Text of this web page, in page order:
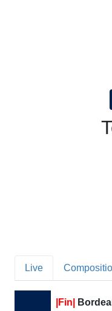
Live
|Fin|